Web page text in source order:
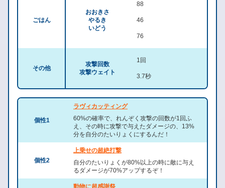
ごはん
おおきさ
やるき
いどう
88
46
76
その他
攻撃回数
攻撃ウェイト
1回
3.7秒
個性1
ラヴィカッティング
60%の確率で、れんぞく攻撃の回数が1回ふ
え、その時に攻撃で与えたダメージの、13%
分を自分のたいりょくにするんだ！
個性2
上乗せの超絶打撃
自分のたいりょくが80%以上の時に敵に与え
るダメージが70%アップするぞ！